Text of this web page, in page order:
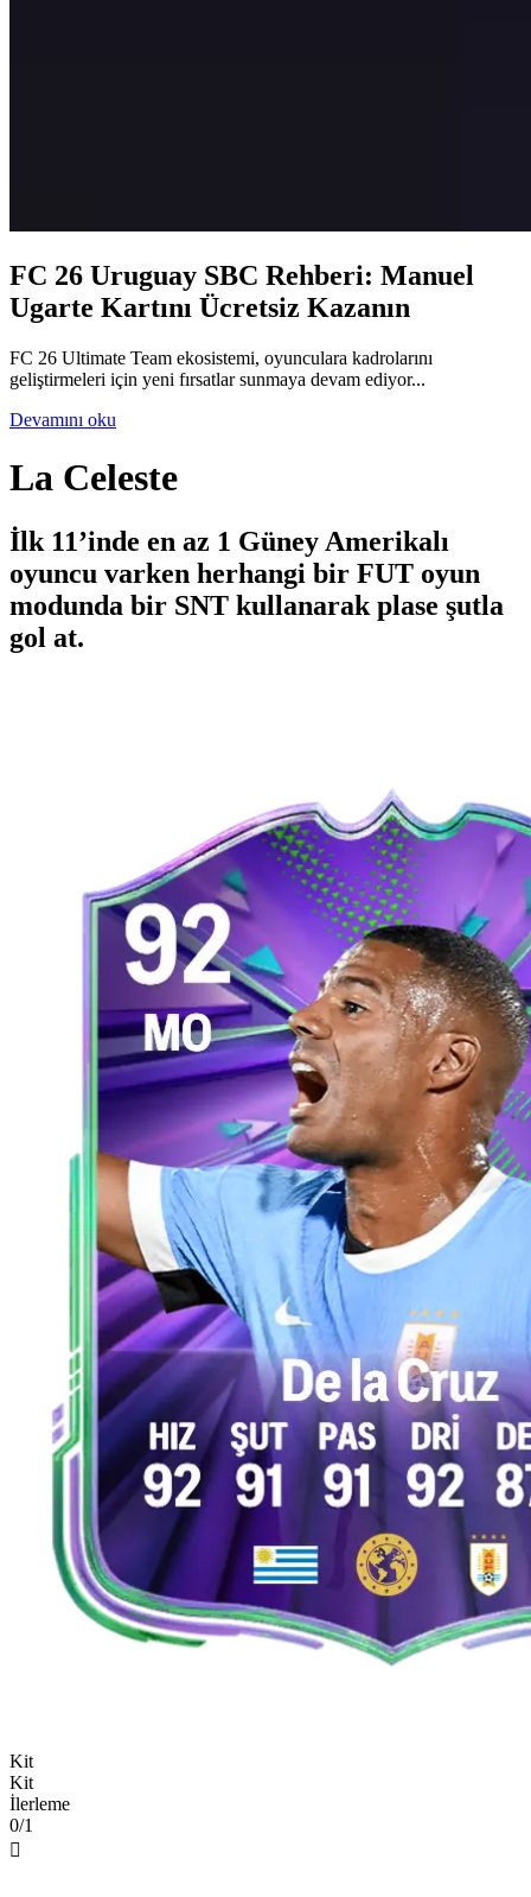
FC 26 Uruguay SBC Rehberi: Manuel
Ugarte Kartını Ücretsiz Kazanın
FC 26 Ultimate Team ekosistemi, oyunculara kadrolarını
geliştirmeleri için yeni fırsatlar sunmaya devam ediyor...
Devamını oku
La Celeste
İlk 11’inde en az 1 Güney Amerikalı
oyuncu varken herhangi bir FUT oyun
modunda bir SNT kullanarak plase şutla
gol at.
Kit
Kit
İlerleme
0/1
